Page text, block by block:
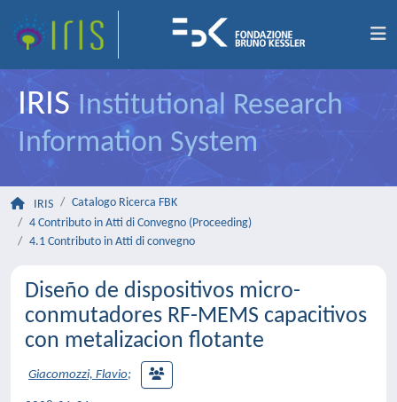
IRIS Institutional Research
Information System
IRIS
Catalogo Ricerca FBK
4 Contributo in Atti di Convegno (Proceeding)
4.1 Contributo in Atti di convegno
Diseño de dispositivos micro-
conmutadores RF-MEMS capacitivos
con metalizacion flotante
Giacomozzi, Flavio;